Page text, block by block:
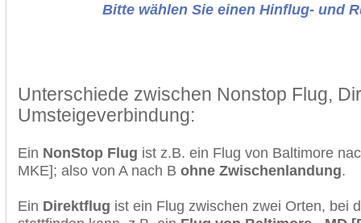
Bitte wählen Sie einen Hinflug- und
Unterschiede zwischen Nonstop Flug,
Umsteigeverbindung:
Ein NonStop Flug ist z.B. ein Flug von Baltimore
MKE]; also von A nach B ohne Zwischenlandung.
Ein Direktflug ist ein Flug zwischen zwei Orten, bei